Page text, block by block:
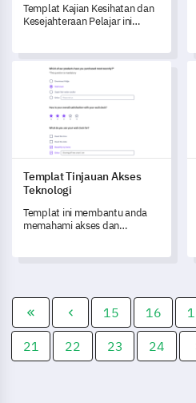
Templat Kajian Kesihatan dan
Kesejahteraan Pelajar ini
harian, kesihatan mental,
sokongan institusi, dan
maklumat peribadi pelajar
dengan berkesan.
Templat Tinjauan Akses Teknologi
Templat Tinjauan Akses
Teknologi
Templat ini membantu anda
memahami akses dan
pembangunan.
15 16
21 22 23 24